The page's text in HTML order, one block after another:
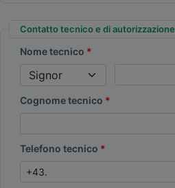
Contatto tecnico e di autorizzazione
Nome tecnico
Cognome tecnico
Telefono tecnico